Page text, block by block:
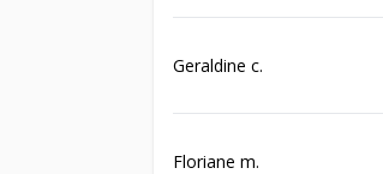
Geraldine c.
Floriane m.